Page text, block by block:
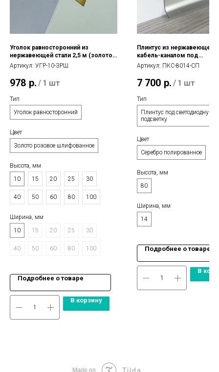
Уголок равносторонний из
нержавеющей стали 2,5 м (золото
розовое шлифованное)
Артикул: УГР-10-ЗРШ
978 р. / 1 шт
Тип
Уголок равносторонний
Цвет
Золото розовое шлифованное
Высота, мм
10
15 20 25 30
40 50 60 80 100
Ширина, мм
10
15 20 25 30
40 50 60 80 100
Подробнее о товаре
В корзину
Плинтус из нержавеющей
кабель-каналом под
светодиодную подсветку
(серебро полированное)
Артикул: ПКС-8014-СП
7 700 р. / 1 шт
Тип
Плинтус под светодиодную
подсветку
Цвет
Серебро полированное
Высота, мм
80
Ширина, мм
14
Подробнее о товаре
В
Made on Tilda